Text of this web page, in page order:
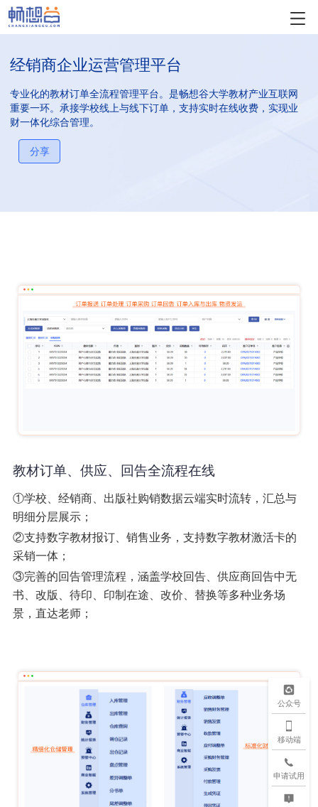
公众号
移动端
申请试用
经销商企业运营管理平台
专业化的教材订单全流程管理平台。是畅想谷大学教材产业互联网
重要一环。承接学校线上与线下订单，支持实时在线收费，实现业
财一体化综合管理。
分享
教材订单、供应、回告全流程在线
①学校、经销商、出版社购销数据云端实时流转，汇总与
明细分层展示；
②支持数字教材报订、销售业务，支持数字教材激活卡的
采销一体；
③完善的回告管理流程，涵盖学校回告、供应商回告中无
书、改版、待印、印制在途、改价、替换等多种业务场
景，直达老师；